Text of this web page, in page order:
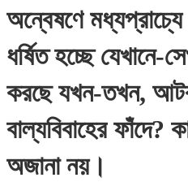
অন্বেষণে মধ্যপ্রাচ্যে
ধর্ষিত হচ্ছে যেখানে-
করছে যখন-তখন,
বাল্যবিবাহের ফাঁদে?
অজানা নয়।